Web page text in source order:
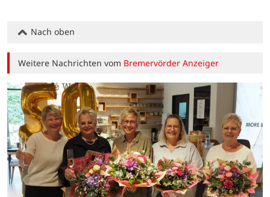
Nach oben
Weitere Nachrichten vom Bremervörder Anzeiger